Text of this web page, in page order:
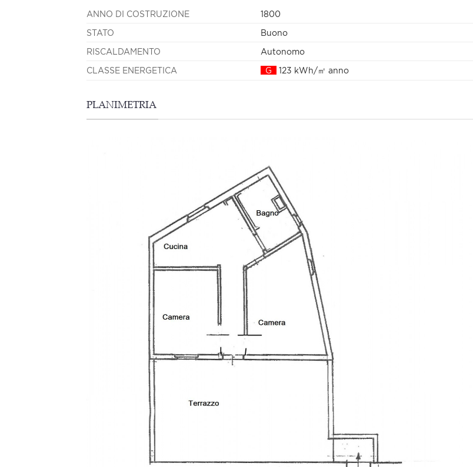
ANNO DI COSTRUZIONE 1800
STATO Buono
RISCALDAMENTO Autonomo
CLASSE ENERGETICA G 123 kWh/㎡ anno
PLANIMETRIA